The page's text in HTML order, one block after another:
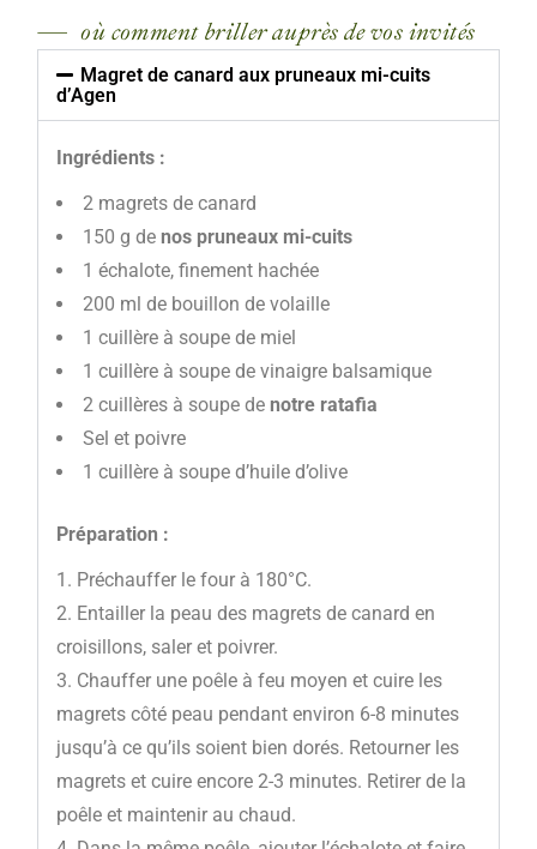
où comment briller auprès de vos invités
Magret de canard aux pruneaux mi-cuits
d’Agen
Ingrédients :
2 magrets de canard
150 g de nos pruneaux mi-cuits
1 échalote, finement hachée
200 ml de bouillon de volaille
1 cuillère à soupe de miel
1 cuillère à soupe de vinaigre balsamique
2 cuillères à soupe de notre ratafia
Sel et poivre
1 cuillère à soupe d’huile d’olive
Préparation :
Préchauffer le four à 180°C.
Entailler la peau des magrets de canard en
croisillons, saler et poivrer.
Chauffer une poêle à feu moyen et cuire les
magrets côté peau pendant environ 6-8 minutes
jusqu’à ce qu’ils soient bien dorés. Retourner les
magrets et cuire encore 2-3 minutes. Retirer de la
poêle et maintenir au chaud.